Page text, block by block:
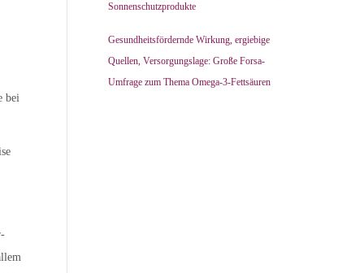
bei
Sonnenschutzprodukte
Gesundheitsfördernde Wirkung, ergiebige
Quellen, Versorgungslage: Große Forsa-
Umfrage zum Thema Omega-3-Fettsäuren